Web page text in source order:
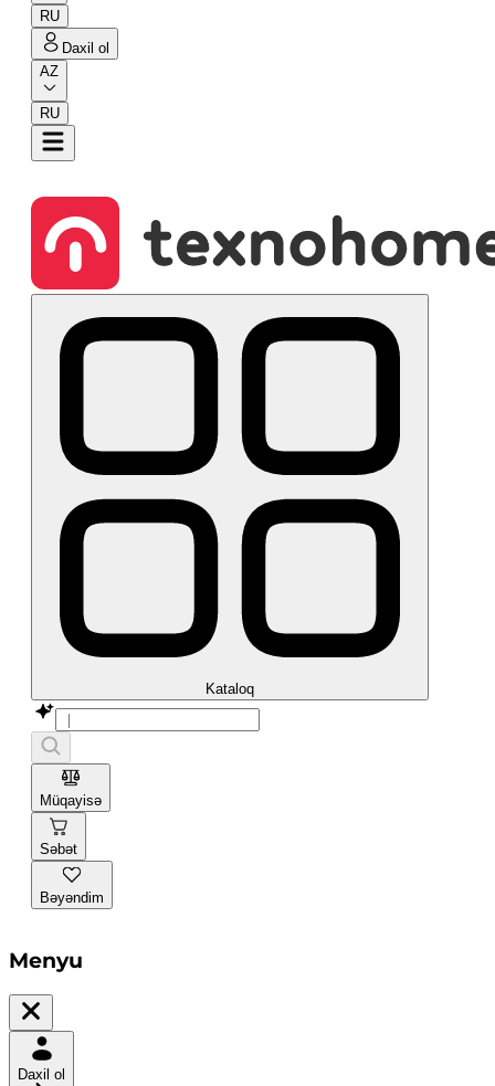
RU
Daxil ol
AZ
RU
Kataloq
Müqayisə
Səbət
Bəyəndim
Menyu
Daxil ol